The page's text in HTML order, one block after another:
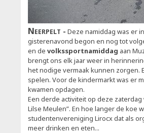
Neerpelt Deze namiddag was er
gisterenavond begon en nog tot
en de volkssportnamiddag aan
brengt ons elk jaar weer in
het nodige vermaak kunnen zorgen.
spelen. Voor de kindermarkt was er
kwamen opdagen.
Een derde activiteit op deze
Lilse Meulen”. En hoe langer de koe
studentenvereniging Lirocx dat als
meer drinken en eten...